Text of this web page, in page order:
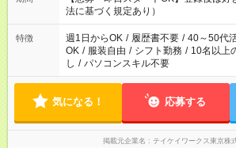
法に基づく規定あり）
特徴 週1日からOK / 履歴書不要 / 40～50代
OK / 服装自由 / シフト勤務 / 10名以上
し / パソコンスキル不要
気になる！ 応募する
掲載元企業名 テイケイワークス東京株